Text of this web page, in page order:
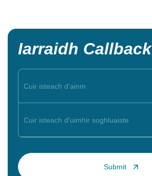
Iarraidh Callback